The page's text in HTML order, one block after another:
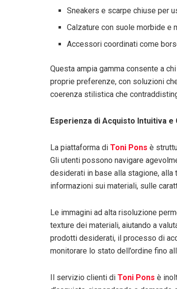
Sneakers e scarpe chiuse per
Calzature con suole morbide e
Accessori coordinati come
Questa ampia gamma consente a
proprie preferenze, con soluzioni
coerenza stilistica che
Esperienza di Acquisto Intuitiva e
La piattaforma di Toni Pons è
Gli utenti possono navigare
desiderati in base alla stagione,
informazioni sui materiali, sulle
Le immagini ad alta risoluzione
texture dei materiali, aiutando a
prodotti desiderati, il processo di
monitorare lo stato dell’ordine fino
Il servizio clienti di Toni Pons è